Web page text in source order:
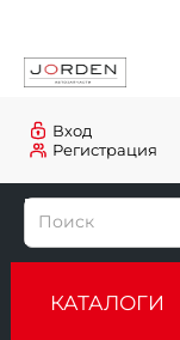
Регистрация
Вход
КАТАЛОГИ